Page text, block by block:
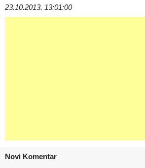
23.10.2013. 13:01:00
Novi Komentar